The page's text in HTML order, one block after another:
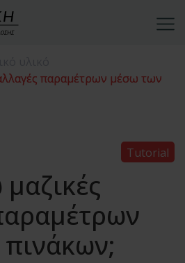
παραμέτρων μέσω των
Tutorial